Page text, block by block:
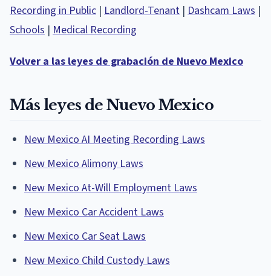
Recording in Public | Landlord-Tenant | Dashcam Laws |
Schools | Medical Recording
Volver a las leyes de grabación de Nuevo Mexico
Más leyes de Nuevo Mexico
New Mexico AI Meeting Recording Laws
New Mexico Alimony Laws
New Mexico At-Will Employment Laws
New Mexico Car Accident Laws
New Mexico Car Seat Laws
New Mexico Child Custody Laws